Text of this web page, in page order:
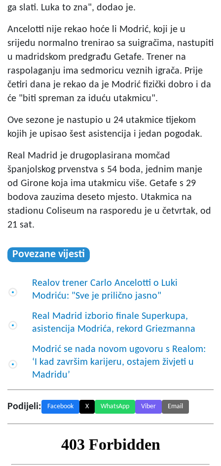
ga slati. Luka to zna", dodao je.
Ancelotti nije rekao hoće li Modrić, koji je u
srijedu normalno trenirao sa suigračima, nastupiti
u madridskom predgrađu Getafe. Trener na
raspolaganju ima sedmoricu veznih igrača. Prije
četiri dana je rekao da je Modrić fizički dobro i da
će "biti spreman za iduću utakmicu".
Ove sezone je nastupio u 24 utakmice tijekom
kojih je upisao šest asistencija i jedan pogodak.
Real Madrid je drugoplasirana momčad
španjolskog prvenstva s 54 boda, jednim manje
od Girone koja ima utakmicu više. Getafe s 29
bodova zauzima deseto mjesto. Utakmica na
stadionu Coliseum na rasporedu je u četvrtak, od
21 sat.
Povezane vijesti
Realov trener Carlo Ancelotti o Luki
Modriću: "Sve je prilično jasno"
Real Madrid izborio finale Superkupa,
asistencija Modrića, rekord Griezmanna
Modrić se nada novom ugovoru s Realom:
‘I kad završim karijeru, ostajem živjeti u
Madridu’
Podijeli: Facebook X WhatsApp Viber Email